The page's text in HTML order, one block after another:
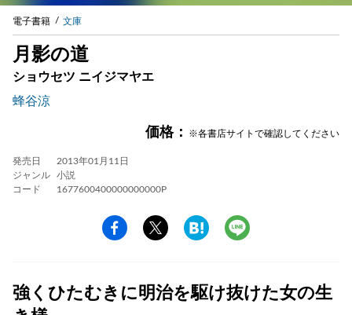
電子書籍 文庫
月影の道
ショウセツ ニイジマヤエ
蜂谷涼
価格： ※各書店サイトで確認してください
発売日
2013年01月11日
ジャンル
小説
コード
1677600400000000000P
強くひたむきに明治を駆け抜けた女の生